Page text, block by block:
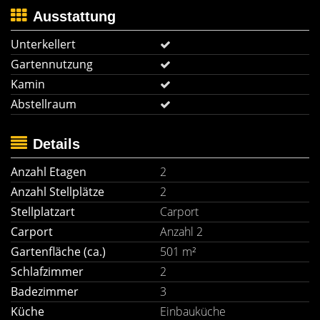
Ausstattung
Unterkellert
Gartennutzung
Kamin
Abstellraum
Details
Anzahl Etagen
2
Anzahl Stellplätze
2
Stellplatzart
Carport
Carport
Anzahl 2
Gartenfläche (ca.)
501 m²
Schlafzimmer
2
Badezimmer
3
Küche
Einbauküche